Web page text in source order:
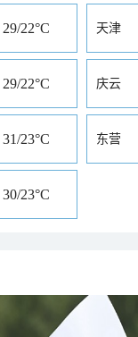
29/22°C 天津
29/22°C 庆云
31/23°C 东营
30/23°C